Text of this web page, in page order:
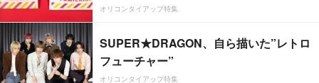
オリコンタイアップ特集
SUPER★DRAGON、自ら描いた”レトロ
フューチャー”
オリコンタイアップ特集